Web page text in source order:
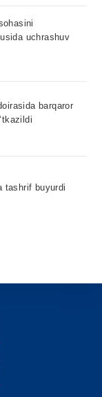
uchrashuv
barqaror
tashrif buyurdi